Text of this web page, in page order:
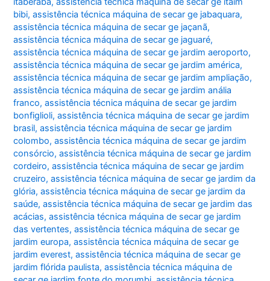
bibi,assistência técnica máquina de secar ge jabaquara,
assistência técnica máquina de secar ge jaçanã,
assistência técnica máquina de secar ge jaguaré,
assistência técnica máquina de secar ge jardim aeroporto,
assistência técnica máquina de secar ge jardim américa,
assistência técnica máquina de secar ge jardim ampliação,
assistência técnica máquina de secar ge jardim anália
franco,assistência técnica máquina de secar ge jardim
bonfiglioli,assistência técnica máquina de secar ge jardim
brasil,assistência técnica máquina de secar ge jardim
colombo,assistência técnica máquina de secar ge jardim
consórcio,assistência técnica máquina de secar ge jardim
cordeiro,assistência técnica máquina de secar ge jardim
cruzeiro,assistência técnica máquina de secar ge jardim da
glória,assistência técnica máquina de secar ge jardim da
saúde,assistência técnica máquina de secar ge jardim das
acácias,assistência técnica máquina de secar ge jardim
das vertentes,assistência técnica máquina de secar ge
jardim europa,assistência técnica máquina de secar ge
jardim everest,assistência técnica máquina de secar ge
jardim flórida paulista,assistência técnica máquina de